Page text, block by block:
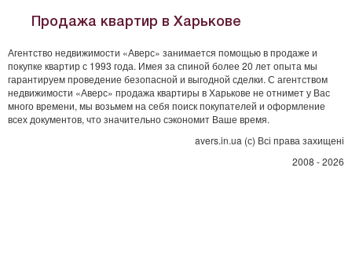
Продажа квартир в Харькове
Агентство недвижимости «Аверс» занимается помощью в продаже и
покупке квартир с 1993 года. Имея за спиной более 20 лет опыта мы
гарантируем проведение безопасной и выгодной сделки. С агентством
недвижимости «Аверс» продажа квартиры в Харькове не отнимет у Вас
много времени, мы возьмем на себя поиск покупателей и оформление
всех документов, что значительно сэкономит Ваше время.
avers.in.ua (с) Всі права захищені
2008 - 2026